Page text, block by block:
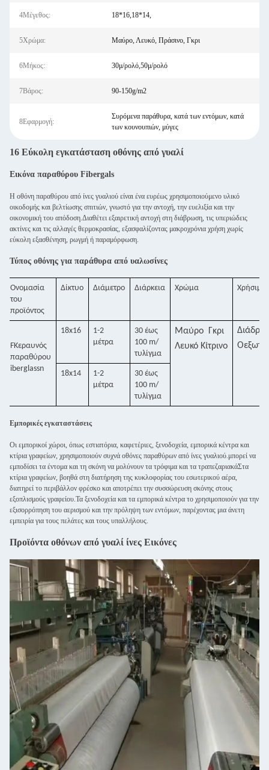
4Μέγεθος: 18*16,18*14,
5Χρώμα: Μαύρο, Λευκό, Πράσινο, Γκρι
6Μήκος: 30μ/ρολό,50μ/ρολό
7Βάρος: 90-150g/m2
8Εφαρμογή:
Συρόμενα παράθυρα, κατά των εντόμων, κατά
των κουνουπιών, μύγες
16 Εύκολη εγκατάσταση οθόνης από γυαλί
Εικόνα παραθύρου Fibergals
Η οθόνη παραθύρου από ίνες γυαλιού είναι ένα ευρέως χρησιμοποιούμενο υλικό
οικοδομής και βελτίωσης σπιτιών, γνωστό για την αντοχή, την ευελιξία και την
οικονομική του απόδοση.Διαθέτει εξαιρετική αντοχή στη διάβρωση, τις υπεριώδεις
ακτίνες και τις αλλαγές θερμοκρασίας, εξασφαλίζοντας μακροχρόνια χρήση χωρίς
εύκολη εξασθένηση, ρωγμή ή παραμόρφωση.
Τύπος οθόνης για παράθυρα από υαλωσίνες
Ονομασία
του
προϊόντος
Δίκτυο Διάμετρο Διάρκεια Χρώμα Χρήσιμο
FΚεραυνός
παραθύρου
iberglassn
18x16
1-2
μέτρα
30 έως
100 m/
τυλίγμα
Μαύρο
Γκρι
Λευκό Κίτρινο
Ο
18x14
1-2
μέτρα
30 έως
100 m/
τυλίγμα
Εμπορικές εγκαταστάσεις
Οι εμπορικοί χώροι, όπως εστιατόρια, καφετέριες, ξενοδοχεία, εμπορικά κέντρα και
κτίρια γραφείων, χρησιμοποιούν συχνά οθόνες παραθύρων από ίνες γυαλιού.μπορεί να
εμποδίσει τα έντομα και τη σκόνη να μολύνουν τα τρόφιμα και τα τραπεζαριακάΣτα
κτίρια γραφείων, βοηθά στη διατήρηση της κυκλοφορίας του εσωτερικού αέρα,
διατηρεί το περιβάλλον φρέσκο και αποτρέπει την συσσώρευση σκόνης στους
εξοπλισμούς γραφείου.Τα ξενοδοχεία και τα εμπορικά κέντρα το χρησιμοποιούν για την
εξισορρόπηση του αερισμού και την πρόληψη των εντόμων, παρέχοντας μια άνετη
εμπειρία για τους πελάτες και τους υπαλλήλους.
Προϊόντα οθόνων από γυαλί ίνες Εικόνες